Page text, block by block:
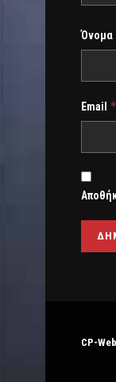
Όνομα
Email *
CP-Web